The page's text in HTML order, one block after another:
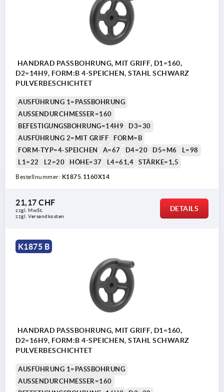
HANDRAD PASSBOHRUNG, MIT GRIFF, D1=160,
D2=14H9, FORM:B 4-SPEICHEN, STAHL SCHWARZ
PULVERBESCHICHTET
AUSFÜHRUNG 1=PASSBOHRUNG
AUSSENDURCHMESSER=160
BEFESTIGUNGSBOHRUNG=14H9
D3=30
AUSFÜHRUNG 2=MIT GRIFF
FORM=B
FORM-TYP=4-SPEICHEN
A=67 D4=20 D5=M6
L=98
L1=22
L2=20 HÖHE=37 L4=61,4 STÄRKE=1,5
Bestellnummer: K1875.1160X14
21,17 CHF
zzgl. MwSt.
zzgl. Versandkosten
DETAILS
K1875 B
HANDRAD PASSBOHRUNG, MIT GRIFF, D1=160,
D2=16H9, FORM:B 4-SPEICHEN, STAHL SCHWARZ
PULVERBESCHICHTET
AUSFÜHRUNG 1=PASSBOHRUNG
AUSSENDURCHMESSER=160